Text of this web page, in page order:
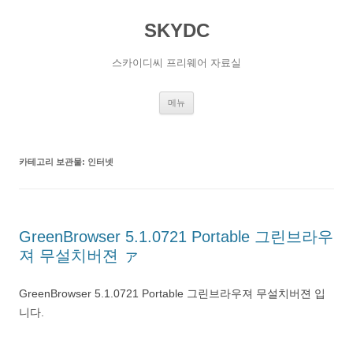
SKYDC
스카이디씨 프리웨어 자료실
메뉴
카테고리 보관물: 인터넷
GreenBrowser 5.1.0721 Portable 그린브라우
져 무설치버젼 ァ
GreenBrowser 5.1.0721 Portable 그린브라우져 무설치버젼 입
니다.